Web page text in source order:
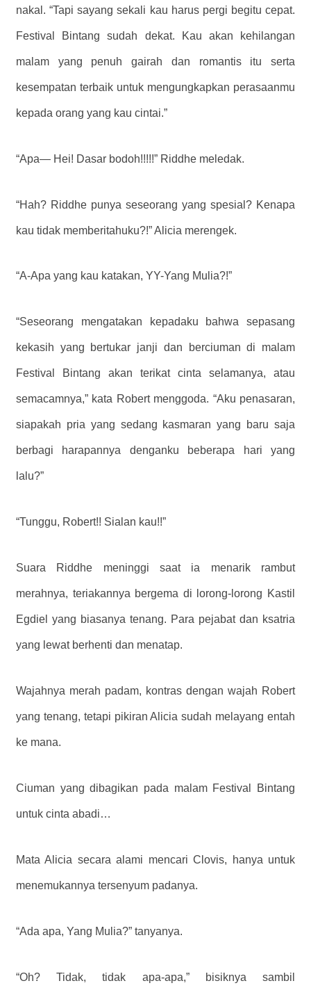
nakal. “Tapi sayang sekali kau harus pergi begitu cepat.
Festival Bintang sudah dekat. Kau akan kehilangan
malam yang penuh gairah dan romantis itu serta
kesempatan terbaik untuk mengungkapkan perasaanmu
kepada orang yang kau cintai.”
“Apa— Hei! Dasar bodoh!!!!!” Riddhe meledak.
“Hah? Riddhe punya seseorang yang spesial? Kenapa
kau tidak memberitahuku?!” Alicia merengek.
“A-Apa yang kau katakan, YY-Yang Mulia?!”
“Seseorang mengatakan kepadaku bahwa sepasang
kekasih yang bertukar janji dan berciuman di malam
Festival Bintang akan terikat cinta selamanya, atau
semacamnya,” kata Robert menggoda. “Aku penasaran,
siapakah pria yang sedang kasmaran yang baru saja
berbagi harapannya denganku beberapa hari yang
lalu?”
“Tunggu, Robert!! Sialan kau!!”
Suara Riddhe meninggi saat ia menarik rambut
merahnya, teriakannya bergema di lorong-lorong Kastil
Egdiel yang biasanya tenang. Para pejabat dan ksatria
yang lewat berhenti dan menatap.
Wajahnya merah padam, kontras dengan wajah Robert
yang tenang, tetapi pikiran Alicia sudah melayang entah
ke mana.
Ciuman yang dibagikan pada malam Festival Bintang
untuk cinta abadi…
Mata Alicia secara alami mencari Clovis, hanya untuk
menemukannya tersenyum padanya.
“Ada apa, Yang Mulia?” tanyanya.
“Oh? Tidak, tidak apa-apa,” bisiknya sambil